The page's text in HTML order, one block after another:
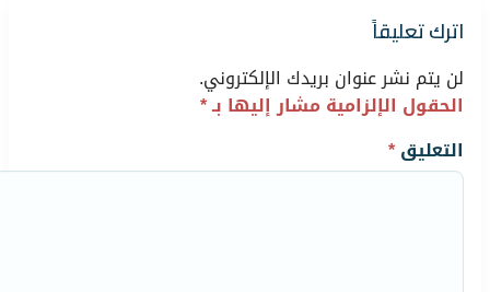
اترك تعليقاً
لن يتم نشر عنوان بريدك الإلكتروني.
الحقول الإلزامية مشار إليها بـ*
التعليق*